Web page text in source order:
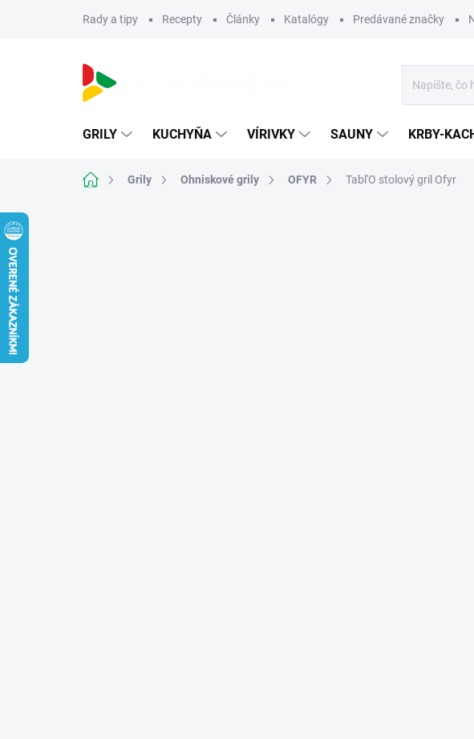
Rady a tipy Recepty Články Katalógy Predávané značky
GRILY KUCHYŇA VÍRIVKY SAUNY KRBY-
DomovGrily Ohniskové grily OFYR Tabl'O stolový gril Ofyr